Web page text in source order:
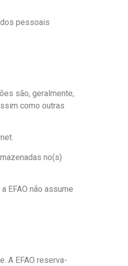
pessoais
são, geralmente,
como outras
no(s)
EFAO não assume
A EFAO reserva-